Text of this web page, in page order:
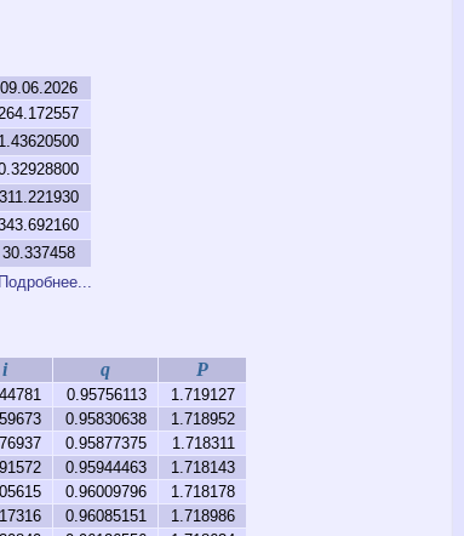
09.06.2026
1.43620500
311.221930
30.337458
Подробнее...
i q P
0.95756113
1.719127
0.95830638
1.718952
0.95877375
1.718311
0.95944463
1.718143
0.96009796
1.718178
0.96085151
1.718986